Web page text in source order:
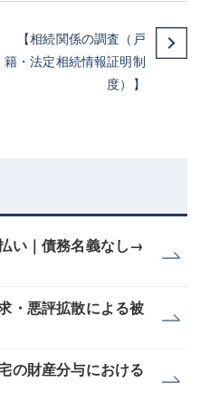
【相続関係の調査（戸
籍・法定相続情報証明制
度）】
い｜債務名義なし→
・悪評拡散による被
の財産分与における